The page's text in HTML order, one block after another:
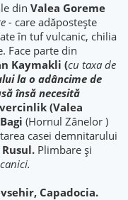
din Valea Goreme
- care adăposteşte
în tuf vulcanic, chilia
Face parte din
Kaymakli (cu taxa de
la o adâncime de
însă necesită
(Valea
(Hornul Zânelor )
casei demnitarului
Plimbare și
Capadocia.